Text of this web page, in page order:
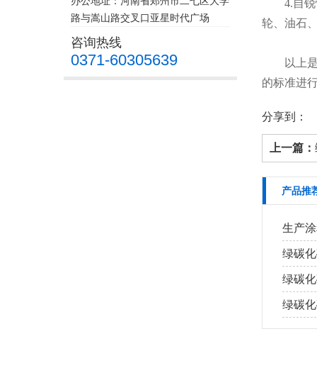
路与嵩山路交叉口亚星时代广场
咨询热线
0371-60305639
4.自锐性
轮、油石
以上是
的标准进
分享到：
上一篇：
产品推
生产
绿碳
绿碳
绿碳